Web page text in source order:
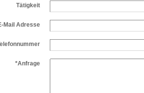
Tätigkeit
Mail Adresse
*Anfrage